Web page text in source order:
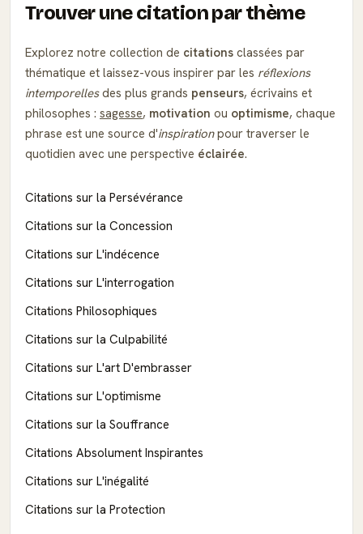
Trouver une citation par thème
Explorez notre collection de citations classées par
thématique et laissez-vous inspirer par les réflexions
intemporellesdes plus grands penseurs, écrivains et
philosophes : sagesse, motivation ou optimisme, chaque
phrase est une source d'inspirationpour traverser le
quotidien avec une perspective éclairée.
Citations sur la Persévérance
Citations sur la Concession
Citations sur L'indécence
Citations sur L'interrogation
Citations Philosophiques
Citations sur la Culpabilité
Citations sur L'art D'embrasser
Citations sur L'optimisme
Citations sur la Souffrance
Citations Absolument Inspirantes
Citations sur L'inégalité
Citations sur la Protection